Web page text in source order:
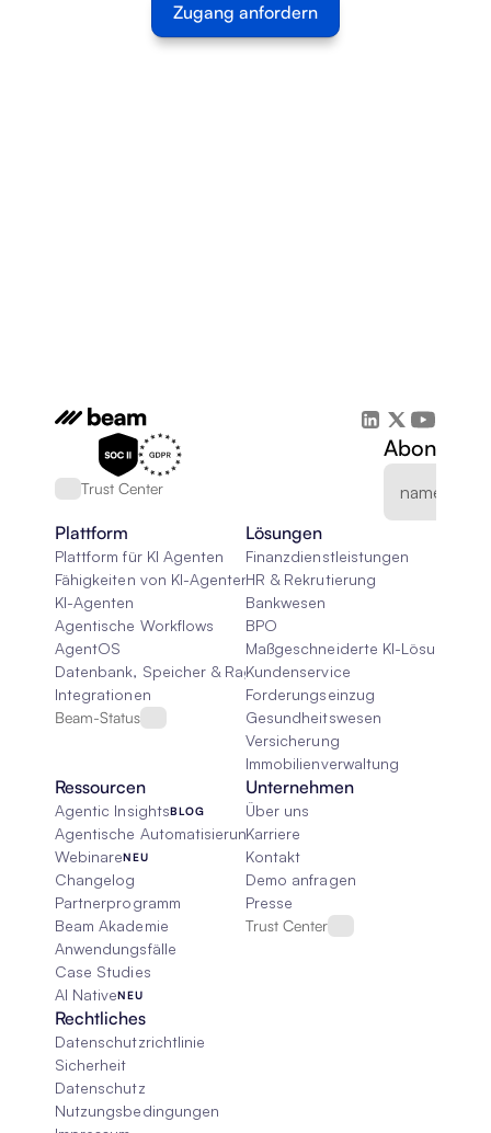
Zugang anfordern
Trust Center
Plattform
Plattform für KI Agenten
Fähigkeiten von KI-Agenten
KI-Agenten
Agentische Workflows
AgentOS
Datenbank, Speicher & Rag
Integrationen
Beam-Status
Lösungen
Finanzdienstleistungen
HR & Rekrutierung
Bankwesen
BPO
Maßgeschneiderte KI-Lösungen
Kundenservice
Forderungseinzug
Gesundheitswesen
Versicherung
Immobilienverwaltung
Ressourcen
Agentic InsightsBLOG
Agentische Automatisierung 101
WebinareNEU
Changelog
Partnerprogramm
Beam Akademie
Anwendungsfälle
Case Studies
AI NativeNEU
Unternehmen
Über uns
Karriere
Kontakt
Demo anfragen
Presse
Trust Center
Rechtliches
Datenschutzrichtlinie
Sicherheit
Datenschutz
Nutzungsbedingungen